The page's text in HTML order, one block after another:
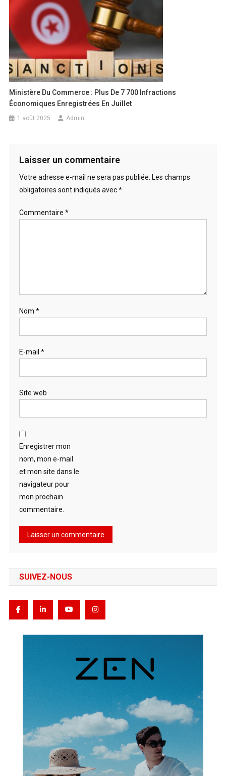
Ministère Du Commerce : Plus De 7 700 Infractions
Économiques Enregistrées En Juillet
1 août 2025 Admin
Laisser un commentaire
Votre adresse e-mail ne sera pas publiée. Les champs
obligatoires sont indiqués avec*
Commentaire *
Nom *
E-mail *
Site web
Enregistrer mon
nom, mon e-mail
et mon site dans le
navigateur pour
mon prochain
commentaire.
SUIVEZ-NOUS